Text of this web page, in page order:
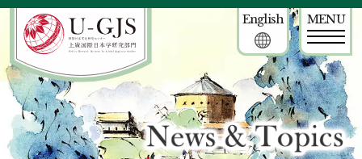
English MENU